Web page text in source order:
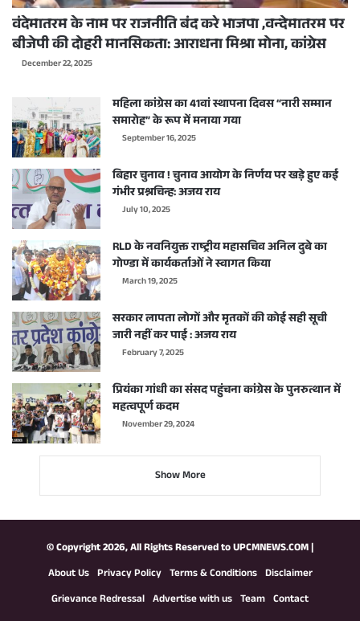
वंदेमातरम के नाम पर राजनीति बंद करे भाजपा ,वन्देमातरम पर
बीजेपी की दोहरी मानसिकता: आराधना मिश्रा मोना, कांग्रेस
December 22, 2025
महिला कांग्रेस का 41वां स्थापना दिवस “नारी सम्मान
समारोह” के रूप में मनाया गया
September 16, 2025
बिहार चुनाव ! चुनाव आयोग के निर्णय पर खड़े हुए कई
गंभीर प्रश्नचिन्ह: अजय राय
July 10, 2025
RLD के नवनियुक्त राष्ट्रीय महासचिव अनिल दुबे का
गोण्डा में कार्यकर्ताओं ने स्वागत किया
March 19, 2025
सरकार लापता लोगों और मृतकों की कोई सही सूची
जारी नहीं कर पाई : अजय राय
February 7, 2025
प्रियंका गांधी का संसद पहुंचना कांग्रेस के पुनरुत्थान में
महत्वपूर्ण कदम
November 29, 2024
Show More
© Copyright 2026, All Rights Reserved toUPCMNEWS.COM|
About Us Privacy Policy Terms & Conditions Disclaimer
Grievance Redressal Advertise with us Team Contact